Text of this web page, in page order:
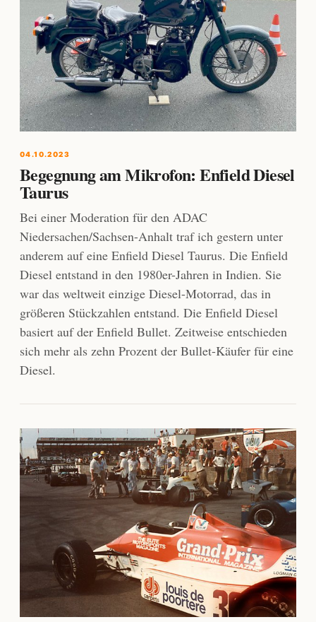
04.10.2023
Begegnung am Mikrofon: Enfield Diesel
Taurus
Bei einer Moderation für den ADAC
Niedersachen/Sachsen-Anhalt traf ich gestern unter
anderem auf eine Enfield Diesel Taurus. Die Enfield
Diesel entstand in den 1980er-Jahren in Indien. Sie
war das weltweit einzige Diesel-Motorrad, das in
größeren Stückzahlen entstand. Die Enfield Diesel
basiert auf der Enfield Bullet. Zeitweise entschieden
sich mehr als zehn Prozent der Bullet-Käufer für eine
Diesel.